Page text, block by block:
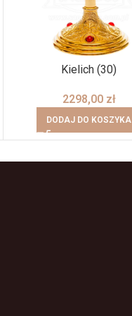
Kielich (30)
2298,00 zł
DODAJ DO KOSZYKA